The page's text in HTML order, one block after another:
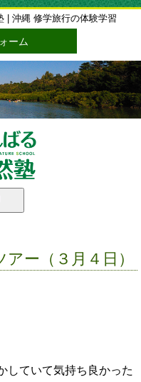
| 沖縄 修学旅行の体験学習
ーム
ー（３月４日）
していて気持ち良かった